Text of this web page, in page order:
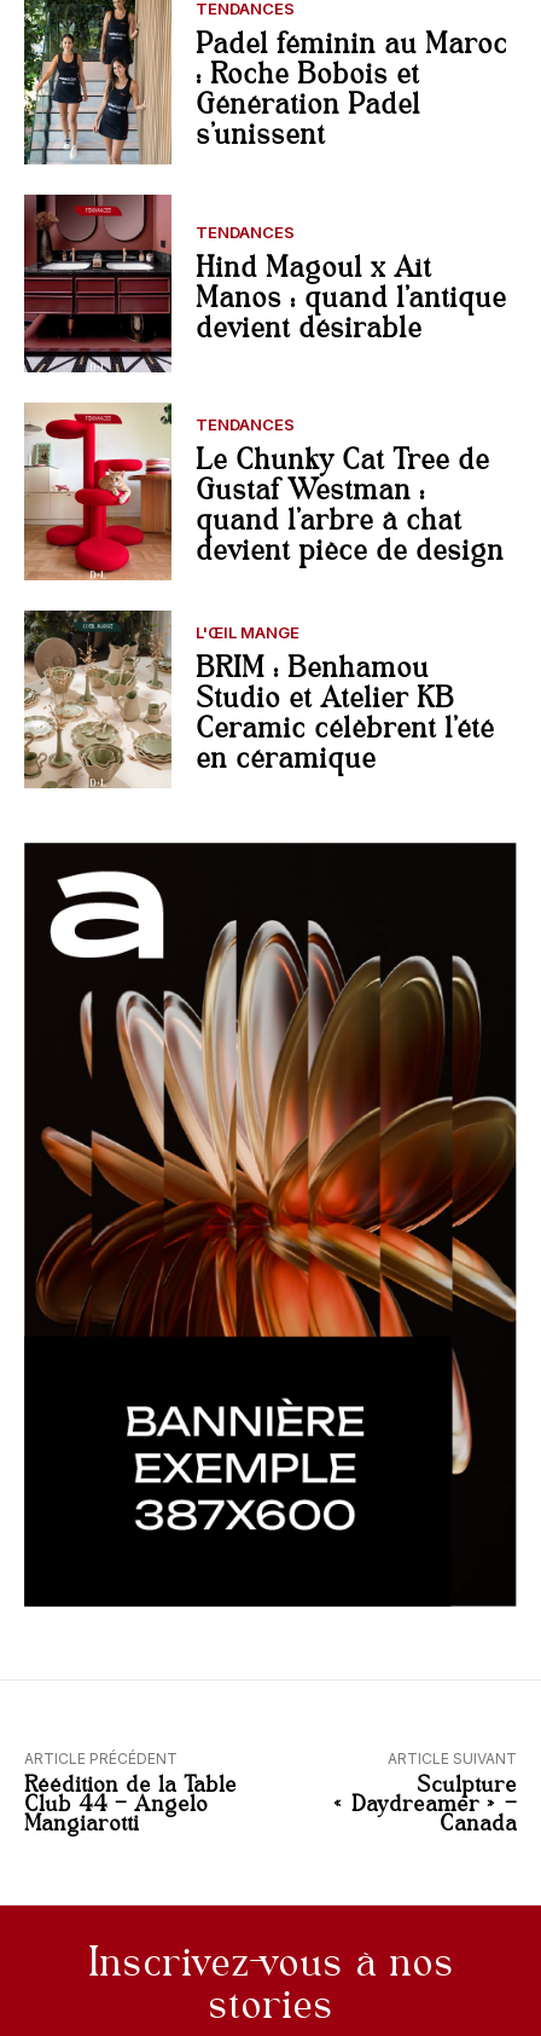
TENDANCES
Padel féminin au Maroc
: Roche Bobois et
Génération Padel
s’unissent
TENDANCES
Hind Magoul x Aït
Manos : quand l’antique
devient désirable
TENDANCES
Le Chunky Cat Tree de
Gustaf Westman :
quand l’arbre à chat
devient pièce de design
L'ŒIL MANGE
BRIM : Benhamou
Studio et Atelier KB
Ceramic célèbrent l’été
en céramique
ARTICLE PRÉCÉDENT
Réédition de la Table
Club 44 – Angelo
Mangiarotti
ARTICLE SUIVANT
Sculpture
« Daydreamer » –
Canada
Inscrivez-vous à nos
stories